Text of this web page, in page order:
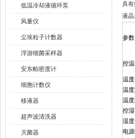
低温冷却液循环泵
风量仪
尘埃粒子计数器
浮游细菌采样器
安东帕密度计
细胞计数仪
移液器
超声波清洗器
灭菌器
具
液晶
参数
控
温
温
温
控
湿
电